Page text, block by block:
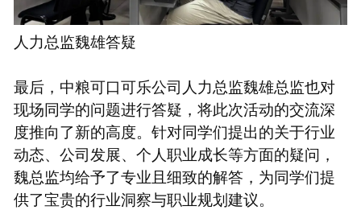
人力总监魏雄答疑
最后，中粮可口可乐公司人力总监魏雄总监也对
现场同学的问题进行答疑，将此次活动的交流深
度推向了新的高度。针对同学们提出的关于行业
动态、公司发展、个人职业成长等方面的疑问，
魏总监均给予了专业且细致的解答，为同学们提
供了宝贵的行业洞察与职业规划建议。